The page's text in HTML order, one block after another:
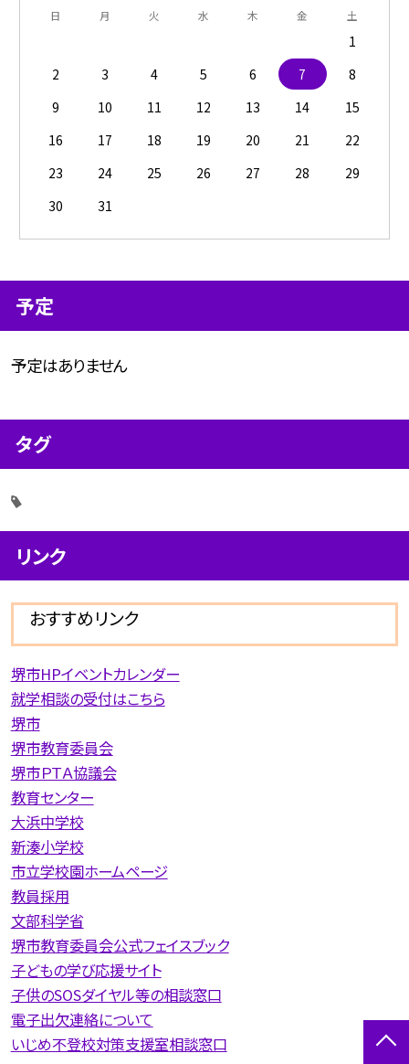
日 月 火 水 木 金 土
1
2
3 4 5 6 7
8
9
10 11 12 13 14
15
16
17 18 19 20 21
22
23
24 25 26 27 28
29
30
31
予定
予定はありません
タグ
リンク
おすすめリンク
堺市HPイベントカレンダー
就学相談の受付はこちら
堺市
堺市教育委員会
堺市ＰＴＡ協議会
教育センター
大浜中学校
新湊小学校
市立学校園ホームページ
教員採用
文部科学省
堺市教育委員会公式フェイスブック
子どもの学び応援サイト
子供のSOSダイヤル等の相談窓口
電子出欠連絡について
いじめ不登校対策支援室相談窓口